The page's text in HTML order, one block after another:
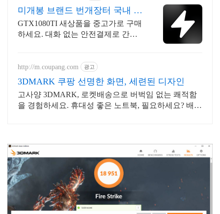
미개봉 브랜드 번개장터 국내 최
대 브랜드 중고거래
GTX1080TI 새상품을 중고가로 구매
하세요. 대화 없는 안전결제로 간편
규 상품 업로드
http://m.coupang.com 광고
3DMARK 쿠팡 선명한 화면, 세련된 디자인
고사양 3DMARK, 로켓배송으로 버벅임 없는 쾌적함
을 경험하세요. 휴대성 좋은 노트북, 필요하세요? 배터